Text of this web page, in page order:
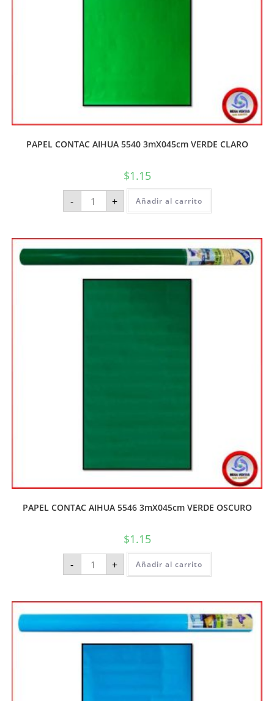
PAPEL CONTAC AIHUA 5540 3mX045cm VERDE CLARO
$1.15
- + Añadir al carrito
PAPEL CONTAC AIHUA 5546 3mX045cm VERDE OSCURO
$1.15
- + Añadir al carrito